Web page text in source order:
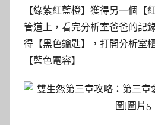
【綠紫紅藍橙】獲得另一個【
管道上，看完分析室爸爸的記
得【黑色鑰匙】，打開分析室
【藍色電容】